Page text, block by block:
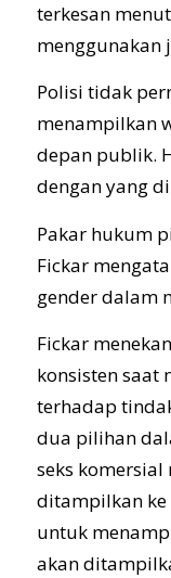
terkesan
menggunakan
Polisi tidak
menampilkan
depan publik.
dengan yang
Pakar hukum
Fickar
gender dalam
Fickar
konsisten saat
terhadap
dua pilihan
seks
ditampilkan
untuk
akan